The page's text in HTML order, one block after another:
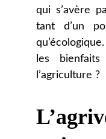
qui s’avère
tant d’un
les
l’agriculture ?